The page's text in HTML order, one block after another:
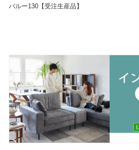
バルー130【受注生産品】